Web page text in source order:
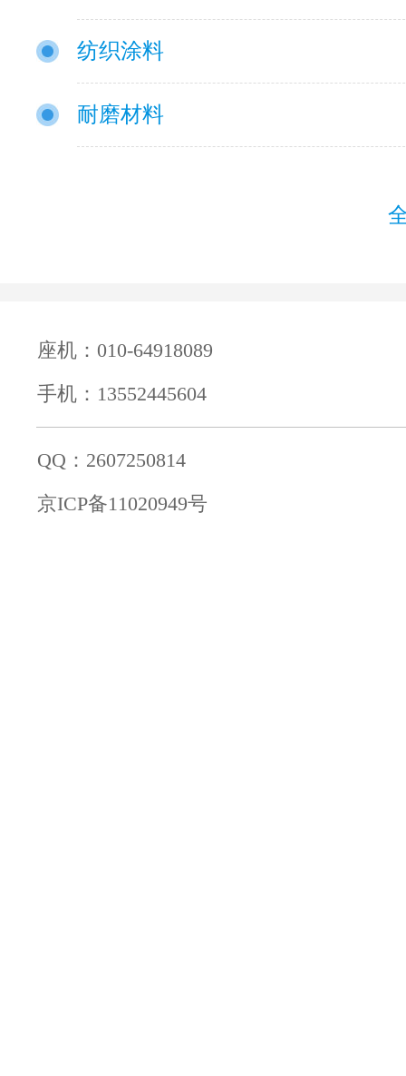
纺织涂料
耐磨材料
座机：010-64918089
手机：13552445604
QQ：2607250814
京ICP备11020949号